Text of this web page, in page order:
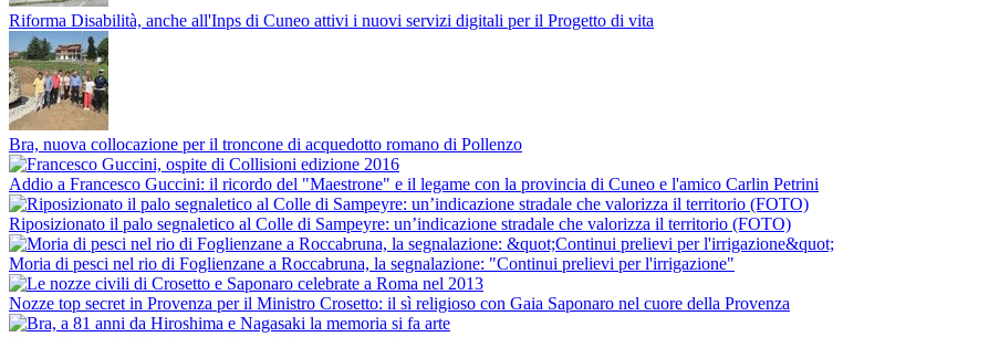
Riforma Disabilità, anche all'Inps di Cuneo attivi i nuovi servizi digitali per il Progetto di vita
Bra, nuova collocazione per il troncone di acquedotto romano di Pollenzo
Addio a Francesco Guccini: il ricordo del "Maestrone" e il legame con la provincia di Cuneo e l'amico Carlin Petrini
Riposizionato il palo segnaletico al Colle di Sampeyre: un’indicazione stradale che valorizza il territorio (FOTO)
Moria di pesci nel rio di Foglienzane a Roccabruna, la segnalazione: "Continui prelievi per l'irrigazione"
Nozze top secret in Provenza per il Ministro Crosetto: il sì religioso con Gaia Saponaro nel cuore della Provenza